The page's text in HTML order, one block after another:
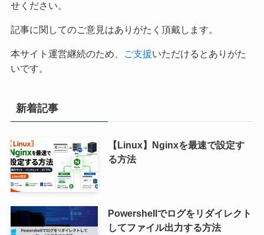
せください。
記事に関してのご意見はありがたく頂戴します。
本サイト運営継続のため、 ご支援いただけるとありがた
いです。
新着記事
【Linux】Nginxを最速で設定す
る方法
Powershellでログをリダイレクト
してファイル出力する方法